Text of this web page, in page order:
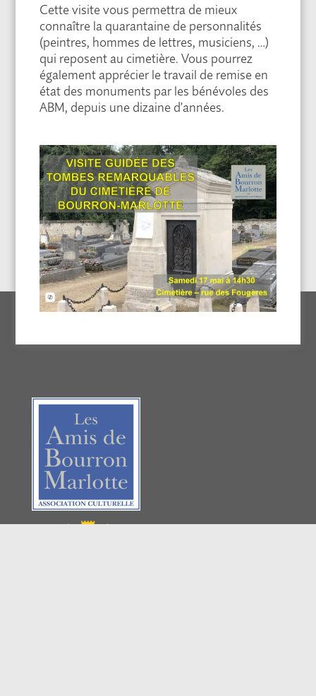
Cette visite vous permettra de mieux
connaître la quarantaine de personnalités
(peintres, hommes de lettres, musiciens, …)
qui reposent au cimetière. Vous pourrez
également apprécier le travail de remise en
état des monuments par les bénévoles des
ABM, depuis une dizaine d’années.